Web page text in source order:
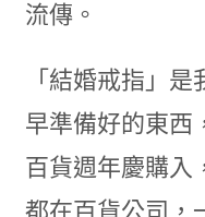
流傳。
「結婚戒指」
早準備好的東西
百貨週年慶購入
都在百貨公司，